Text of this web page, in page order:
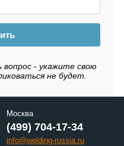
- укажите свою
не будет.
Москва
(499) 704-17-34
info@welding-russia.ru